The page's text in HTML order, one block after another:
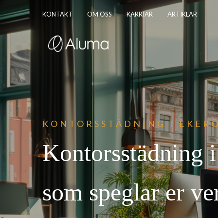
KONTAKT OM OSS KARRIÄR ARTIKLAR
KONTORSSTÄDNING I EKERÖ
Kontorsstädning
som speglar er